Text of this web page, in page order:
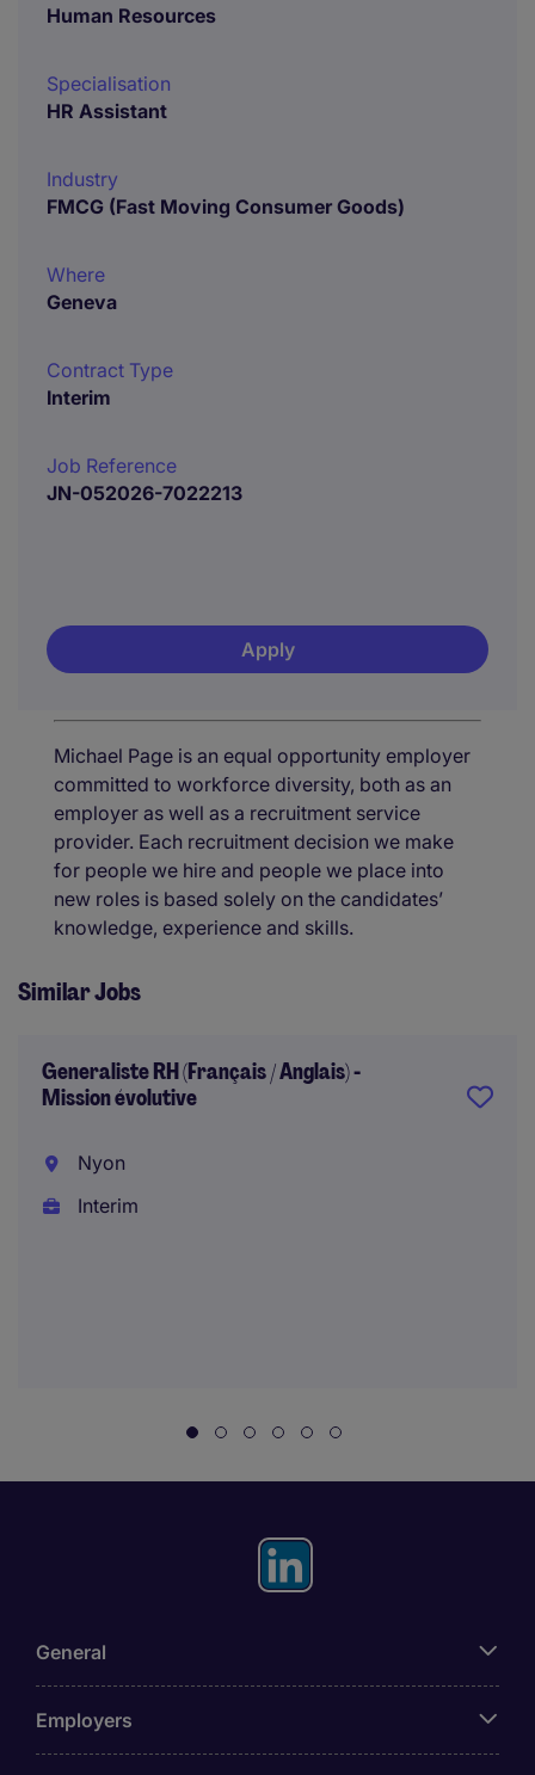
Human Resources
Specialisation
HR Assistant
Industry
FMCG (Fast Moving Consumer Goods)
Where
Geneva
Contract Type
Interim
Job Reference
JN-052026-7022213
Apply
Michael Page is an equal opportunity employer
committed to workforce diversity, both as an
employer as well as a recruitment service
provider. Each recruitment decision we make
for people we hire and people we place into
new roles is based solely on the candidates’
knowledge, experience and skills.
Similar Jobs
Generaliste RH (Français / Anglais) -
Mission évolutive
Nyon
Interim
General
Employers